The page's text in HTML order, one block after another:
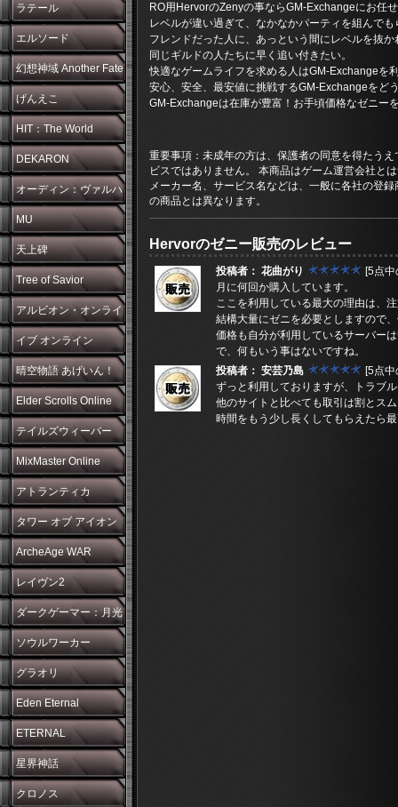
ラテール
エルソード
幻想神域 Another Fate
げんえこ
HIT：The World
DEKARON
オーディン：ヴァルハ
ラ・ライジング
MU
天上碑
Tree of Savior
アルビオン・オンライ
ン
イブ オンライン
晴空物語 あげいん！
Elder Scrolls Online
テイルズウィーバー
MixMaster Online
アトランティカ
タワー オブ アイオン
ArcheAge WAR
レイヴン2
ダークゲーマー：月光
彫刻師
ソウルワーカー
グラオリ
Eden Eternal
ETERNAL
星界神話
クロノス
RO用HervorのZenyの事ならGM-Exchangeにお任
レベルが違い過ぎて、なかなかパーティを組んでも
フレンドだった人に、あっという間にレベルを抜か
同じギルドの人たちに早く追い付きたい。
快適なゲームライフを求める人はGM-Exchangeを
安心、安全、最安値に挑戦するGM-Exchangeをど
GM-Exchangeは在庫が豊富！お手頃価格なゼニー
重要事項：未成年の方は、保護者の同意を得たう
ビスではありません。 本商品はゲーム運営会社と
メーカー名、サービス名などは、一般に各社の登
の商品とは異なります。
Hervorのゼニー販売のレビュー
投稿者： 花曲がり
[5点
月に何回か購入しています。
ここを利用している最大の理由は、
結構大量にゼニを必要としますので
価格も自分が利用しているサーバー
で、何もいう事はないですね。
投稿者： 安芸乃島
[5点
ずっと利用しておりますが、トラブ
他のサイトと比べても取引は割とス
時間をもう少し長くしてもらえたら